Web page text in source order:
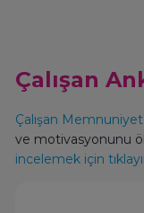
Çalışan
Çalışan
ve motivasyonunu
incelemek için